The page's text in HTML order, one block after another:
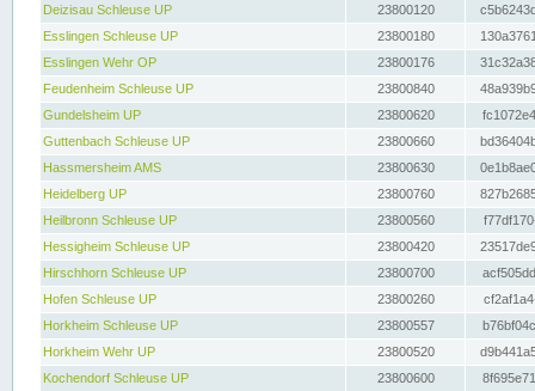
Deizisau Schleuse UP
23800120
Esslingen Schleuse UP
23800180
Esslingen Wehr OP
23800176
Feudenheim Schleuse UP
23800840
Gundelsheim UP
23800620
Guttenbach Schleuse UP
23800660
Hassmersheim AMS
23800630
Heidelberg UP
23800760
Heilbronn Schleuse UP
23800560
Hessigheim Schleuse UP
23800420
Hirschhorn Schleuse UP
23800700
Hofen Schleuse UP
23800260
Horkheim Schleuse UP
23800557
Horkheim Wehr UP
23800520
Kochendorf Schleuse UP
23800600